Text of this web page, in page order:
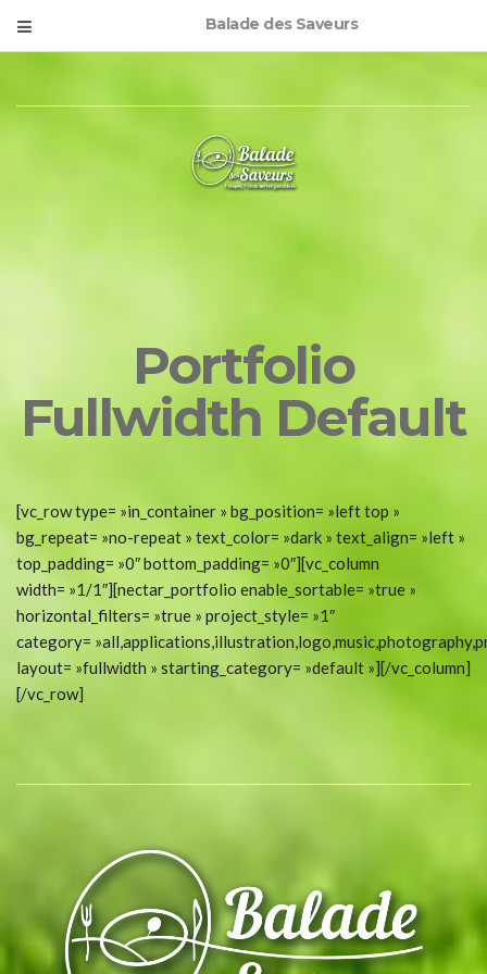
Balade des Saveurs
Portfolio
Fullwidth Default
[vc_row type= »in_container » bg_position= »left top »
bg_repeat= »no-repeat » text_color= »dark » text_align= »left »
top_padding= »0″ bottom_padding= »0″][vc_column
width= »1/1″][nectar_portfolio enable_sortable= »true »
horizontal_filters= »true » project_style= »1″
category=
layout= »fullwidth » starting_category= »default »][/vc_column]
[/vc_row]